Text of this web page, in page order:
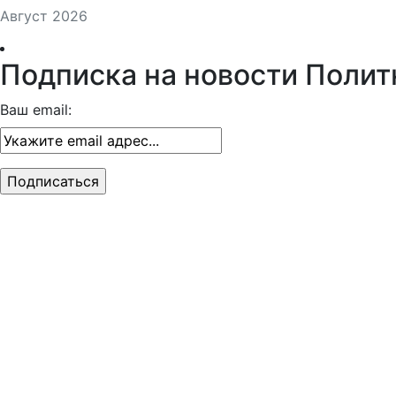
Август 2026
Подписка на новости
Ваш email: